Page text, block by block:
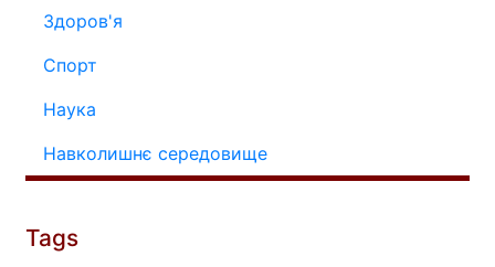
Здоров'я
Спорт
Наука
Навколишнє середовище
Tags